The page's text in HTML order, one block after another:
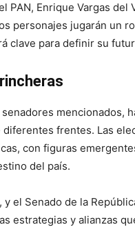
Enrique Vargas del
personajes jugarán un
clave para definir su
mencionados,
frentes. Las
con figuras
del país.
el Senado de la
estrategias y alianzas